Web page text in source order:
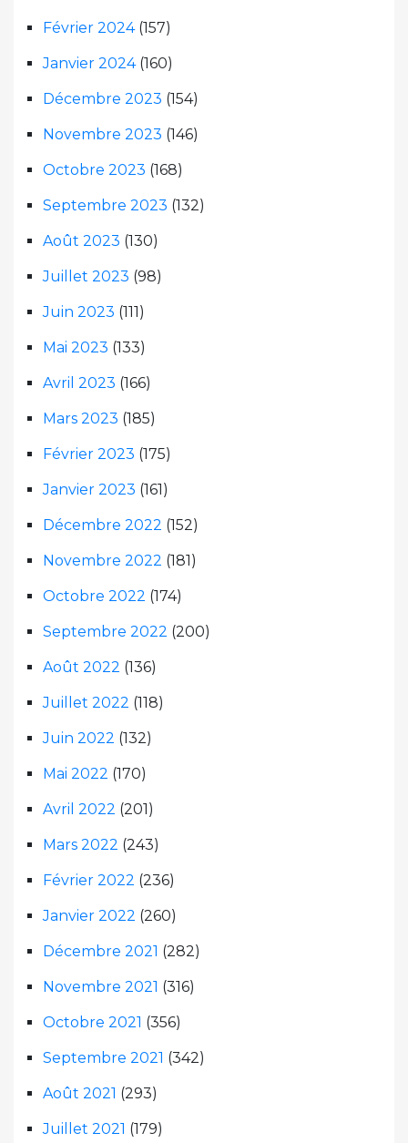
Février 2024(157)
Janvier 2024(160)
Décembre 2023 (154)
Novembre 2023 (146)
Octobre 2023 (168)
Septembre 2023 (132)
Août 2023 (130)
Juillet 2023 (98)
Juin 2023 (111)
Mai 2023 (133)
Avril 2023 (166)
Mars 2023 (185)
Février 2023 (175)
Janvier 2023 (161)
Décembre 2022 (152)
Novembre 2022 (181)
Octobre 2022 (174)
Septembre 2022 (200)
Août 2022 (136)
Juillet 2022 (118)
Juin 2022 (132)
Mai 2022 (170)
Avril 2022 (201)
Mars 2022 (243)
Février 2022 (236)
Janvier 2022 (260)
Décembre 2021 (282)
Novembre 2021 (316)
Octobre 2021 (356)
Septembre 2021 (342)
Août 2021 (293)
Juillet 2021 (179)